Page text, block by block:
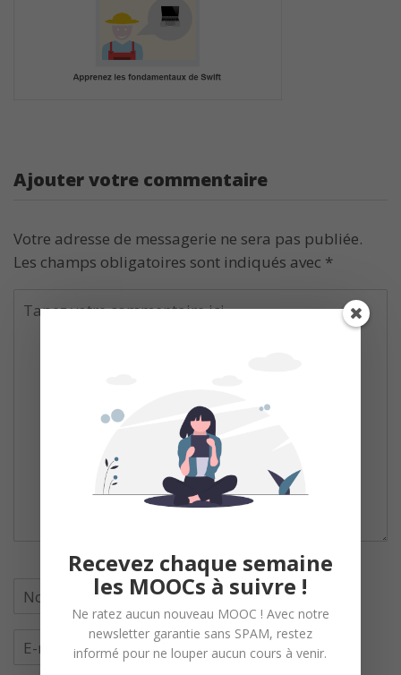
Ajouter votre commentaire
Votre adresse de messagerie ne sera pas publiée.
Les champs obligatoires sont indiqués avec *
Recevez chaque semaine
les MOOCs à suivre !
Ne ratez aucun nouveau MOOC ! Avec notre
newsletter garantie sans SPAM, restez
informé pour ne louper aucun cours à venir.